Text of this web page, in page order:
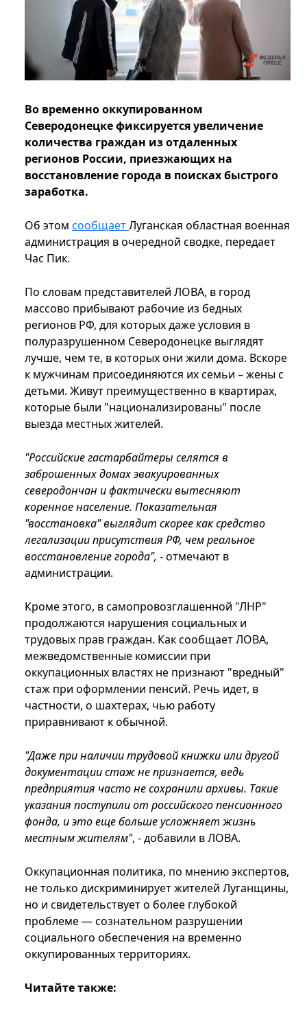
Во временно оккупированном
Северодонецке фиксируется увеличение
количества граждан из отдаленных
регионов России, приезжающих на
восстановление города в поисках быстрого
заработка.
Об этом сообщаетЛуганская областная военная
администрация в очередной сводке, передает
Час Пик.
По словам представителей ЛОВА, в город
массово прибывают рабочие из бедных
регионов РФ, для которых даже условия в
полуразрушенном Северодонецке выглядят
лучше, чем те, в которых они жили дома. Вскоре
к мужчинам присоединяются их семьи – жены с
детьми. Живут преимущественно в квартирах,
которые были "национализированы" после
выезда местных жителей.
"Российские гастарбайтеры селятся в
заброшенных домах эвакуированных
северодончан и фактически вытесняют
коренное население. Показательная
"восстановка" выглядит скорее как средство
легализации присутствия РФ, чем реальное
восстановление города", - отмечают в
администрации.
Кроме этого, в самопровозглашенной "ЛНР"
продолжаются нарушения социальных и
трудовых прав граждан. Как сообщает ЛОВА,
межведомственные комиссии при
оккупационных властях не признают "вредный"
стаж при оформлении пенсий. Речь идет, в
частности, о шахтерах, чью работу
приравнивают к обычной.
"Даже при наличии трудовой книжки или другой
документации стаж не признается, ведь
предприятия часто не сохранили архивы. Такие
указания поступили от российского пенсионного
фонда, и это еще больше усложняет жизнь
местным жителям", - добавили в ЛОВА.
Оккупационная политика, по мнению экспертов,
не только дискриминирует жителей Луганщины,
но и свидетельствует о более глубокой
проблеме — сознательном разрушении
социального обеспечения на временно
оккупированных территориях.
Читайте также: